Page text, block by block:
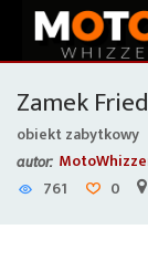
Zamek
obiekt zabytkowy
autor:
761
0